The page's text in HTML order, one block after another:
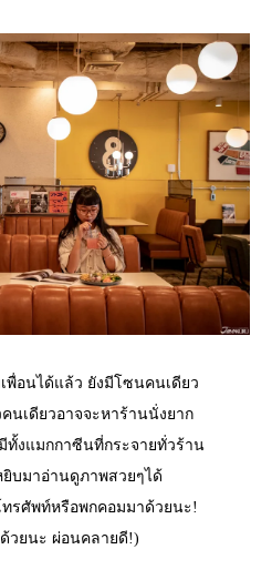
พื่อนได้แล้ว ยังมีโซนคนเดียว
นเดียวอาจจะหาร้านนั่งยาก
ทั้งแมกกาซีนที่กระจายทั่วร้าน
บมาอ่านดูภาพสวยๆได้
รศัพท์หรือพกคอมมาด้วยนะ!
วยนะ ผ่อนคลายดี!)